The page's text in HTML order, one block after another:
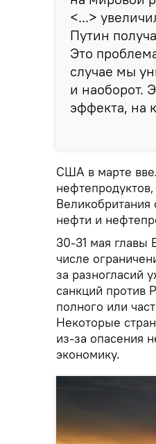
<...>
Путин
Это
случае мы
и наоборот.
эффекта, на
США в марте
Великобритания
нефти и
30-31 мая главы
числе
за разногласий
санкций против
полного или
Некоторые
из-за опасения
экономику.